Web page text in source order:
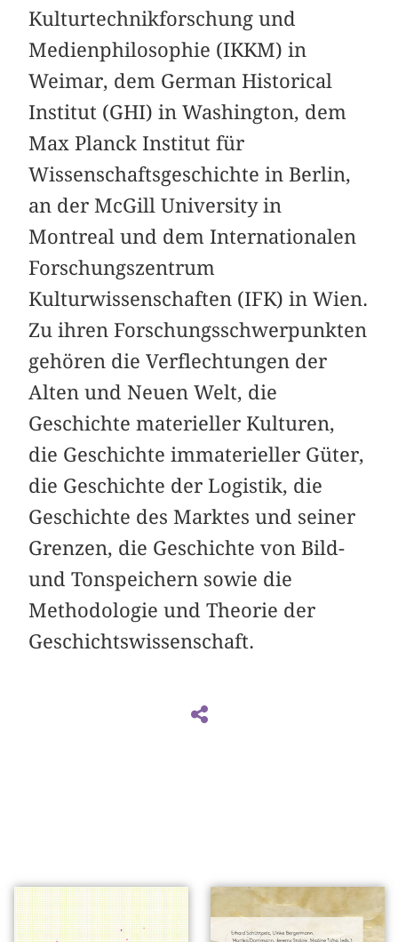
Kulturtechnikforschung und
Medienphilosophie (IKKM) in
Weimar, dem German Historical
Institut (GHI) in Washington, dem
Max Planck Institut für
Wissenschaftsgeschichte in Berlin,
an der McGill University in
Montreal und dem Internationalen
Forschungszentrum
Kulturwissenschaften (IFK) in Wien.
Zu ihren Forschungsschwerpunkten
gehören die Verflechtungen der
Alten und Neuen Welt, die
Geschichte materieller Kulturen,
die Geschichte immaterieller Güter,
die Geschichte der Logistik, die
Geschichte des Marktes und seiner
Grenzen, die Geschichte von Bild-
und Tonspeichern sowie die
Methodologie und Theorie der
Geschichtswissenschaft.